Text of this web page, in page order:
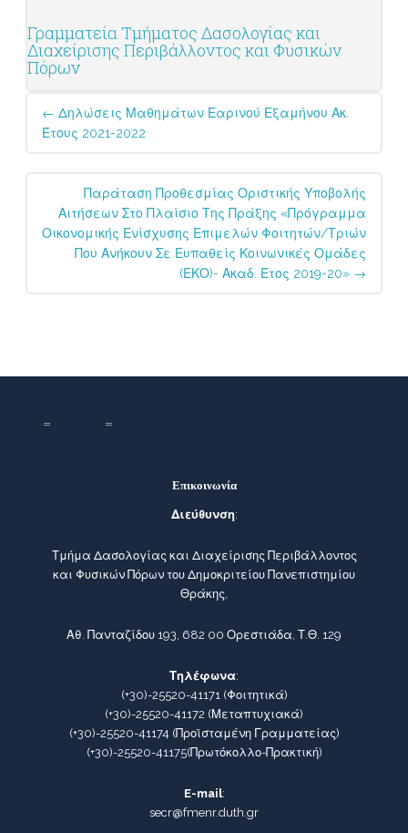
Γραμματεία Τμήματος Δασολογίας και
Διαχείρισης Περιβάλλοντος και Φυσικών
Πόρων
Post
navigation
← Δηλώσεις Μαθημάτων Εαρινού Εξαμήνου Ακ.
Έτους 2021-2022
Παράταση Προθεσμίας Οριστικής Υποβολής
Αιτήσεων Στο Πλαίσιο Της Πράξης «Πρόγραμμα
Οικονομικής Ενίσχυσης Επιμελών Φοιτητών/τριών
Που Ανήκουν Σε Ευπαθείς Κοινωνικές Ομάδες
(ΕΚΟ)- Ακαδ. Έτος 2019-20» →
Επικοινωνία
Διεύθυνση:
Τμήμα Δασολογίας και Διαχείρισης Περιβάλλοντος
και Φυσικών Πόρων του Δημοκριτείου Πανεπιστημίου
Θράκης,
Αθ. Πανταζίδου 193, 682 00 Ορεστιάδα, Τ.Θ. 129
Τηλέφωνα:
(+30)-25520-41171(Φοιτητικά)
(+30)-25520-41172 (Μεταπτυχιακά)
(+30)-25520-41174 (Προϊσταμένη Γραμματείας)
(+30)-25520-41175(Πρωτόκολλο-Πρακτική)
E-mail:
secr@fmenr.duth.gr